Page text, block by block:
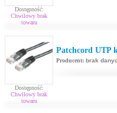
Dostępność:
Chwilowy brak
towaru
Dostępność:
Chwilowy brak
towaru
Patchcord UTP
Producent: brak